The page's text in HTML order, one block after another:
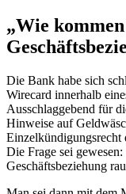
„Wie
Die Bank habe sich
Wirecard innerhalb
Ausschlaggebend für
Hinweise auf
Einzelkündigungsrecht
Die Frage sei
Geschäftsbeziehung